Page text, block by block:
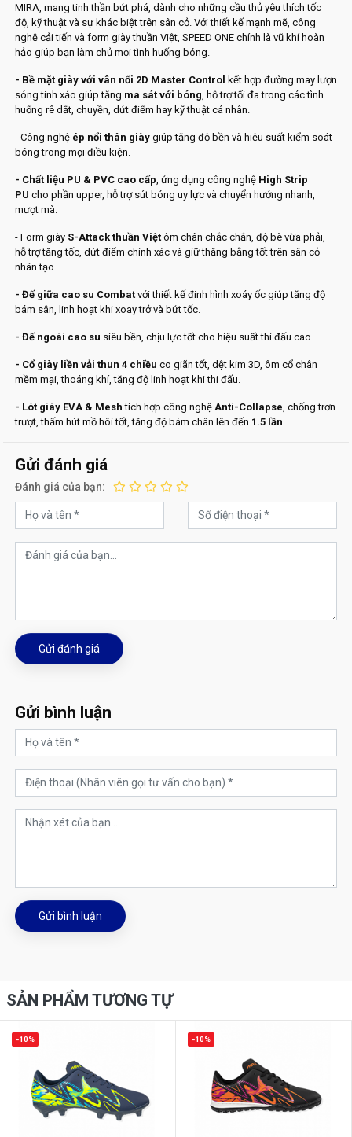
MIRA, mang tinh thần bứt phá, dành cho những cầu thủ yêu thích tốc
độ, kỹ thuật và sự khác biệt trên sân cỏ. Với thiết kế mạnh mẽ, công
nghệ cải tiến và form giày thuần Việt, SPEED ONE chính là vũ khí hoàn
hảo giúp bạn làm chủ mọi tình huống bóng.
- Bề mặt giày với vân nổi 2D Master Control kết hợp đường may lượn
sóng tinh xảo giúp tăng ma sát với bóng , hỗ trợ tối đa trong các tình
huống rê dắt, chuyền, dứt điểm hay kỹ thuật cá nhân.
- Công nghệ ép nổi thân giàygiúp tăng độ bền và hiệu suất kiểm soát
bóng trong mọi điều kiện.
- Chất liệu PU & PVC cao cấp , ứng dụng công nghệ High Strip
PU cho phần upper, hỗ trợ sút bóng uy lực và chuyển hướng nhanh,
mượt mà.
- Form giày S-Attack thuần Việtôm chân chắc chắn, độ bè vừa phải,
hỗ trợ tăng tốc, dứt điểm chính xác và giữ thăng bằng tốt trên sân cỏ
nhân tạo.
- Đế giữa cao su Combatvới thiết kế đinh hình xoáy ốc giúp tăng độ
bám sân, linh hoạt khi xoay trở và bứt tốc.
- Đế ngoài cao su siêu bền, chịu lực tốt cho hiệu suất thi đấu cao.
- Cổ giày liền vải thun 4 chiều co giãn tốt, dệt kim 3D, ôm cổ chân
mềm mại, thoáng khí, tăng độ linh hoạt khi thi đấu.
- Lót giày EVA & Mesh tích hợp công nghệ Anti-Collapse , chống trơn
trượt, thấm hút mồ hôi tốt, tăng độ bám chân lên đến 1.5 lần
Gửi đánh giá
Đánh giá của bạn:
Gửi đánh giá
Gửi bình luận
Gửi bình luận
SẢN PHẨM TƯƠNG TỰ
-10% -10%